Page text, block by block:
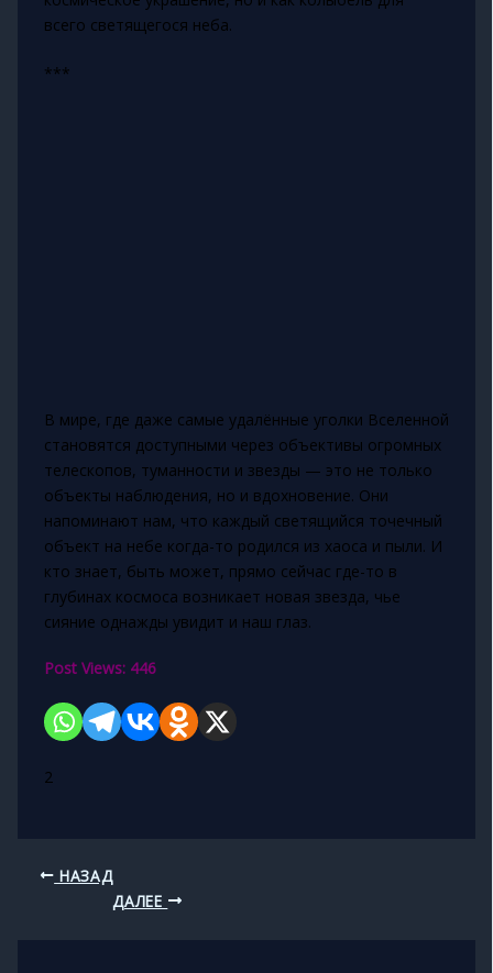
всего светящегося неба.
***
В мире, где даже самые удалённые уголки Вселенной
становятся доступными через объективы огромных
телескопов, туманности и звезды — это не только
объекты наблюдения, но и вдохновение. Они
напоминают нам, что каждый светящийся точечный
объект на небе когда-то родился из хаоса и пыли. И
кто знает, быть может, прямо сейчас где-то в
глубинах космоса возникает новая звезда, чье
сияние однажды увидит и наш глаз.
Post Views: 446
2
НАЗАД
ДАЛЕЕ